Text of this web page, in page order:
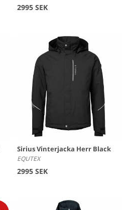
2995 SEK
Sirius Vinterjacka Herr Black
EQUTEX
2995 SEK